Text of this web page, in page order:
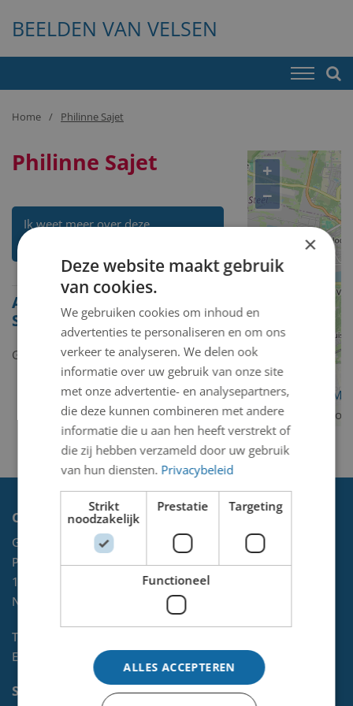
BEELDEN VAN VELSEN
Home Philinne Sajet
Philinne Sajet
Ik weet meer over deze
Alle beelden van Philinne
Sajet
Geen kunstwerken gevonden.
+
−
Contact
Gemeente Velsen
Postbus 465
1970 AL
NL
Telefoon:
E-mail:
kunst@velsen.nl
Socials
×
Deze website maakt gebruik
van cookies.
We gebruiken cookies om inhoud en
advertenties te personaliseren en om ons
verkeer te analyseren. We delen ook
informatie over uw gebruik van onze site
met onze advertentie- en analysepartners,
die deze kunnen combineren met andere
informatie die u aan hen heeft verstrekt of
die zij hebben verzameld door uw gebruik
van hun diensten. Privacybeleid
Strikt
noodzakelijk
Prestatie Targeting
Functioneel
ALLES ACCEPTEREN